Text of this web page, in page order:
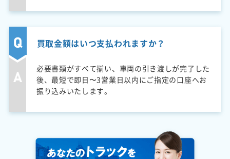
買取金額はいつ支払われますか？
必要書類がすべて揃い、車両の引き渡しが完了した
後、最短で即日〜3営業日以内にご指定の口座へお
振り込みいたします。